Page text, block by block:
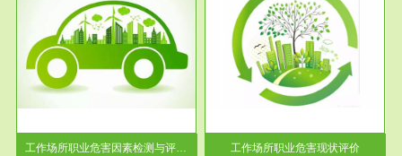
工作场所职业危害因素检测与评价...
服务范围
工作场所职业危害现状评价
【现状评价意义】：具体因素---
-通过质谱分析等多种手段明确
工作场...
工作场所职业危害现状评价